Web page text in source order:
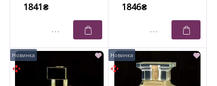
1841₴ 1846₴